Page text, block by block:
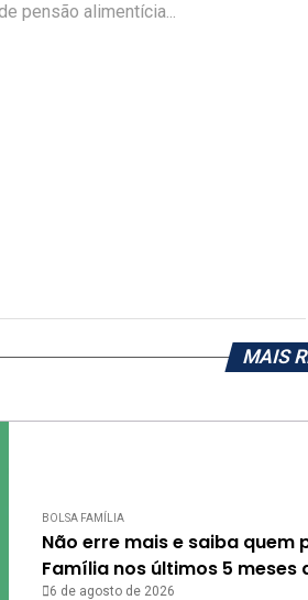
pensão alimentícia...
MAIS
BOLSA FAMÍLIA
Não erre mais e saiba quem
Família nos últimos 5 meses
6 de agosto de 2026